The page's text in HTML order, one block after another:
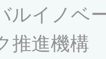
ルイノベ
推進機構